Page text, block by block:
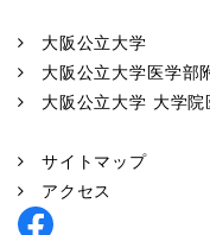
大阪公立大学
大阪公立大学医学部
大阪公立大学 大学
サイトマップ
アクセス